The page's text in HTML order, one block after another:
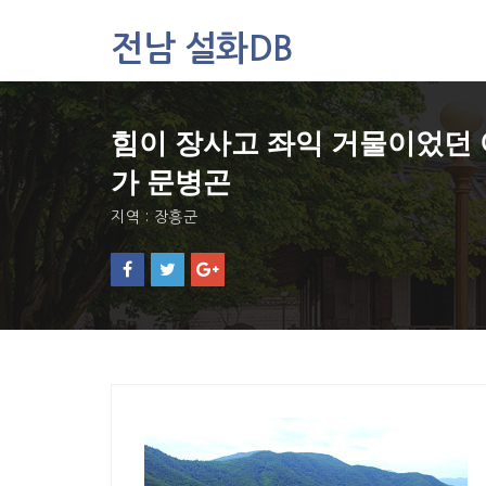
설화DB
통합검색
가나다색인
지역별
전남 설화DB
힘이 장사고 좌익 거물이었던
가 문병곤
지역 : 장흥군